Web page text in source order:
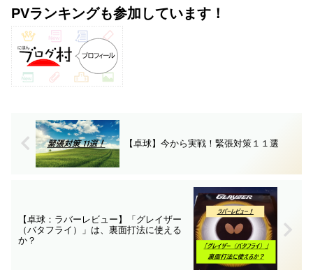
PVランキングも参加しています！
【卓球】今から実戦！緊張対策１１選
【卓球：ラバーレビュー】「グレイザー
（バタフライ）」は、裏面打法に使える
か？